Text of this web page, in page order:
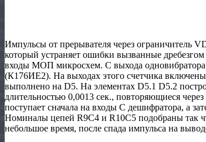
Импульсы от прерывателя через ограничитель
который устраняет ошибки вызванные
входы МОП микросхем. С выхода
(К176ИЕ2). На выходах этого счетчика
выполнено на D5. На элементах D5.1 D5.2
длительностью 0,0013 сек., повторяющиеся
поступает сначала на входы С дешифратора, а
Номиналы цепей R9C4 и R10C5 подобраны так
небольшое время, после спада импульса на